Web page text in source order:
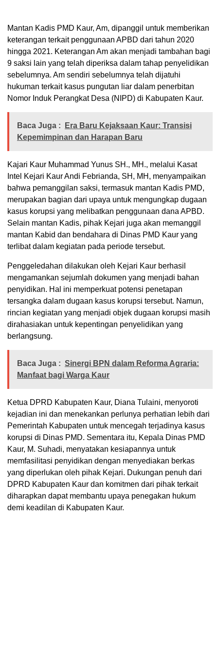
Mantan Kadis PMD Kaur, Am, dipanggil untuk memberikan
keterangan terkait penggunaan APBD dari tahun 2020
hingga 2021. Keterangan Am akan menjadi tambahan bagi
9 saksi lain yang telah diperiksa dalam tahap penyelidikan
sebelumnya. Am sendiri sebelumnya telah dijatuhi
hukuman terkait kasus pungutan liar dalam penerbitan
Nomor Induk Perangkat Desa (NIPD) di Kabupaten Kaur.
Baca Juga :
Era Baru Kejaksaan Kaur: Transisi
Kepemimpinan dan Harapan Baru
Kajari Kaur Muhammad Yunus SH., MH., melalui Kasat
Intel Kejari Kaur Andi Febrianda, SH, MH, menyampaikan
bahwa pemanggilan saksi, termasuk mantan Kadis PMD,
merupakan bagian dari upaya untuk mengungkap dugaan
kasus korupsi yang melibatkan penggunaan dana APBD.
Selain mantan Kadis, pihak Kejari juga akan memanggil
mantan Kabid dan bendahara di Dinas PMD Kaur yang
terlibat dalam kegiatan pada periode tersebut.
Penggeledahan dilakukan oleh Kejari Kaur berhasil
mengamankan sejumlah dokumen yang menjadi bahan
penyidikan. Hal ini memperkuat potensi penetapan
tersangka dalam dugaan kasus korupsi tersebut. Namun,
rincian kegiatan yang menjadi objek dugaan korupsi masih
dirahasiakan untuk kepentingan penyelidikan yang
berlangsung.
Baca Juga : Sinergi BPN dalam Reforma Agraria:
Manfaat bagi Warga Kaur
Ketua DPRD Kabupaten Kaur, Diana Tulaini, menyoroti
kejadian ini dan menekankan perlunya perhatian lebih dari
Pemerintah Kabupaten untuk mencegah terjadinya kasus
korupsi di Dinas PMD. Sementara itu, Kepala Dinas PMD
Kaur, M. Suhadi, menyatakan kesiapannya untuk
memfasilitasi penyidikan dengan menyediakan berkas
yang diperlukan oleh pihak Kejari. Dukungan penuh dari
DPRD Kabupaten Kaur dan komitmen dari pihak terkait
diharapkan dapat membantu upaya penegakan hukum
demi keadilan di Kabupaten Kaur.